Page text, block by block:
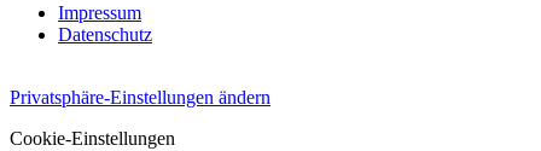
Impressum
Datenschutz
Privatsphäre-Einstellungen ändern
Cookie-Einstellungen